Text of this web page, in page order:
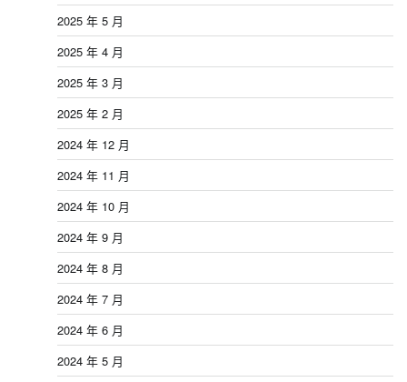
2025 年 5 月
2025 年 4 月
2025 年 3 月
2025 年 2 月
2024 年 12 月
2024 年 11 月
2024 年 10 月
2024 年 9 月
2024 年 8 月
2024 年 7 月
2024 年 6 月
2024 年 5 月